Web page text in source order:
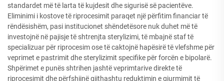
standardet më të larta të kujdesit dhe sigurisë së pacientëve.
Eliminimi i kostove të riprocesimit paraqet një përfitim financiar të
rëndësishëm, pasi institucionet shëndetësore nuk duhet më të
investojnë në pajisje të shtrenjta sterylizimi, të mbajnë staf të
specializuar për riprocesim ose të caktojnë hapësirë të vlefshme për
veprimet e pastrimit dhe sterylizimit specifike për forcën e bipolarë.
Shpërimet e punës shtrihen jashtë veprimtarive direkte të
riprocesimit dhe përfshijnë gjithashtu reduktimin e gjurmimit të